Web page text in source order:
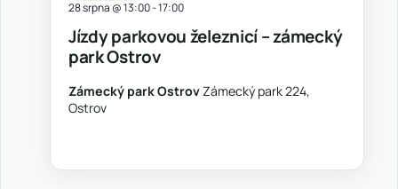
Jízdy parkovou železnicí – zámecký
park Ostrov
28 srpna @ 13:00-17:00
Zámecký park OstrovZámecký park 224,
Ostrov